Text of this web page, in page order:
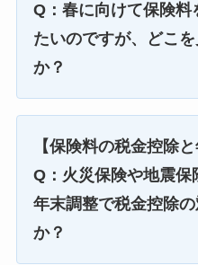
Q：春に向けて保険料
たいのですが、どこ
か？
【保険料の税金控除と
Q：火災保険や地震保
年末調整で税金控除
か？